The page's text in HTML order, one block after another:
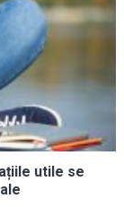
utile se